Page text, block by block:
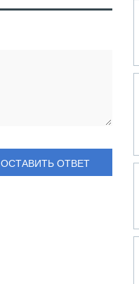
ОСТАВИТЬ ОТВЕТ